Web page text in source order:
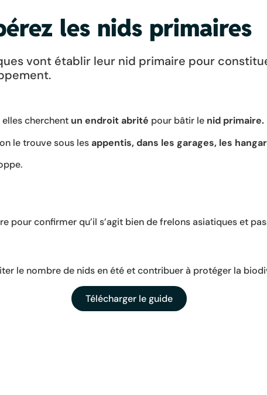
les nids primaires
vont établir leur nid primaire pour
cherchent un endroit abrité pour bâtir le nid primaire.
le trouve sous lesappentis, dans les garages, les
pour confirmer qu’il s’agit bien de frelons asiatiques et
le nombre de nids en été et contribuer à protéger la
Télécharger le guide